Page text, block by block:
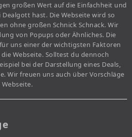
großen Wert auf die Einfachheit und
hast. Die Webseite wird so
ohne großen Schnick Schnack. Wir
von Popups oder Ähnliches. Die
uns einer der wichtigsten Faktoren
Webseite. Solltest du dennoch
bei der Darstellung eines Deals,
Wir freuen uns auch über Vorschläge